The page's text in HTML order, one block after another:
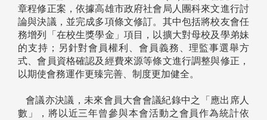
章程修正案，依據高雄市政府社會局人團科來文進行討
論與決議，並完成多項條文修訂。其中包括將校友會任
務增列「在校生獎學金」項目，以擴大對母校及學弟妹
的支持；另針對會員權利、會員義務、理監事選舉方
式、會員資格確認及經費來源等條文進行調整與修正，
以期使會務運作更臻完善、制度更加健全。
會議亦決議，未來會員大會會議紀錄中之「應出席人
數」，將以近三年曾參與本會活動之會員作為統計依